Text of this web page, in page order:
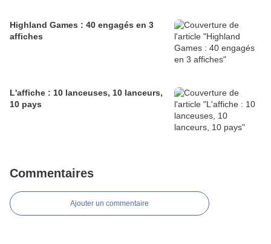
Highland Games : 40 engagés en 3
affiches
L'affiche : 10 lanceuses, 10 lanceurs,
10 pays
Commentaires
Ajouter un commentaire